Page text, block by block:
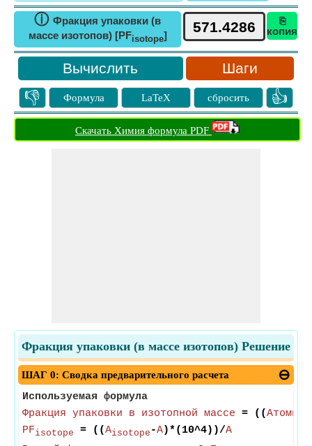
ⓘ Фракция упаковки (в
массе изотопов) [PFisotope]
⎘
копия
Шаги
👎 Формула LaTeX сбросить 👍
Скачать Химия формула PDF
Фракция упаковки (в массе изотопов) Решение
ШАГ 0: Сводка предварительного расчета
Используемая формула
Фракция упаковки в изотопной массе = ((
PFisotope = ((Aisotope -A)*(10^4))/A